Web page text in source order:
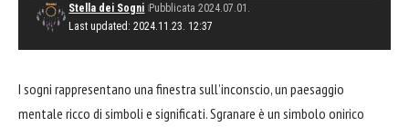
Last updated: 2024.11.23. 12:37
Stella dei Sogni Pubblicata 2024.07.01.
I sogni rappresentano una finestra sull’inconscio, un paesaggio
mentale ricco di simboli e significati. Sgranare è un simbolo onirico